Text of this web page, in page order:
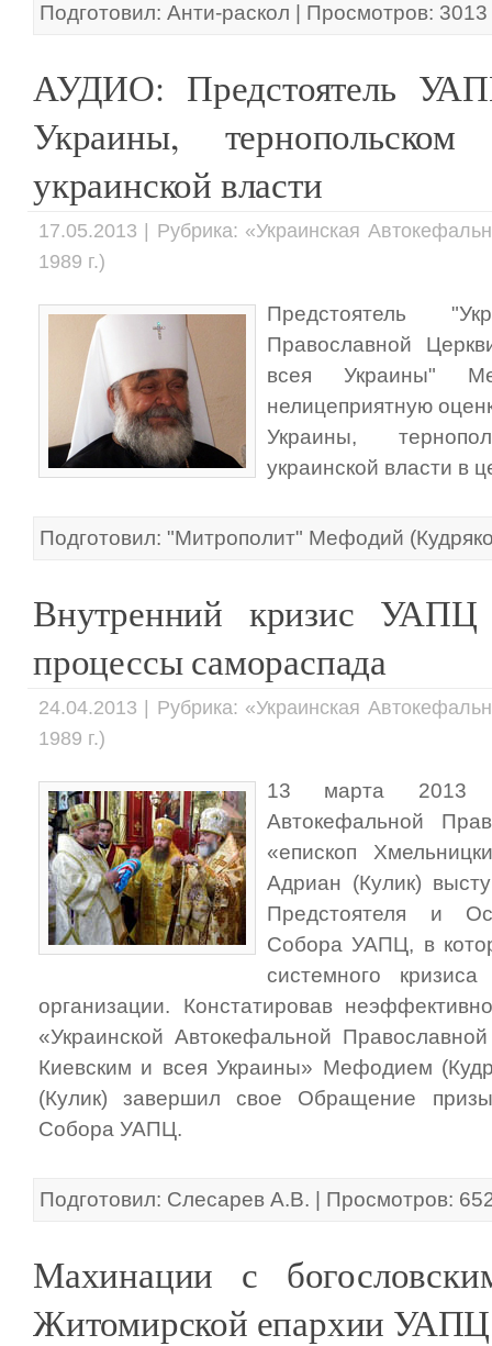
Подготовил: Анти-раскол | Просмотров: 3013
АУДИО: Предстоятель
Украины,
украинской власти
17.05.2013 | Рубрика: «Украинская
1989 г.)
Предстоятель
Православной
всея Украины"
нелицеприятную
Украины,
украинской власти в
Подготовил: "Митрополит" Мефодий
Внутренний кризис
процессы самораспада
24.04.2013 | Рубрика: «Украинская
1989 г.)
13 марта 2013
Автокефальной
«епископ
Адриан (Кулик)
Предстоятеля и
Собора УАПЦ, в
системного
организации. Констатировав
«Украинской Автокефальной
Киевским и всея Украины» Мефодием
(Кулик) завершил свое Обращение
Собора УАПЦ.
Подготовил: Слесарев А.В. | Просмотров:
Махинации с
Житомирской епархии УАПЦ